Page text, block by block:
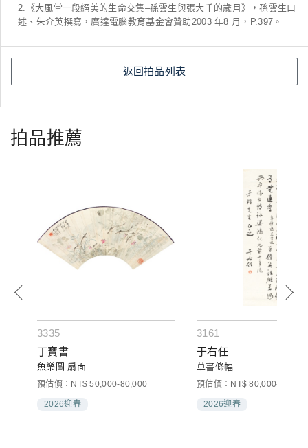
2.《大風堂一段絕美的生命交集–孫雲生與張大千的歲月》，孫雲生口
述、朱介英撰寫，廣達電腦教育基金會贊助2003 年8 月，P.397。
返回拍品列表
拍品推薦
3335
丁寶書
魚樂圖 扇面
預估價：NT$ 50,000-80,000
2026迎春
3161
于右任
草書條幅
預估價：NT$ 80,000-
2026迎春